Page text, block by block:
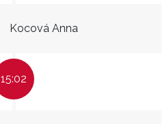
Kocová Anna
15:02